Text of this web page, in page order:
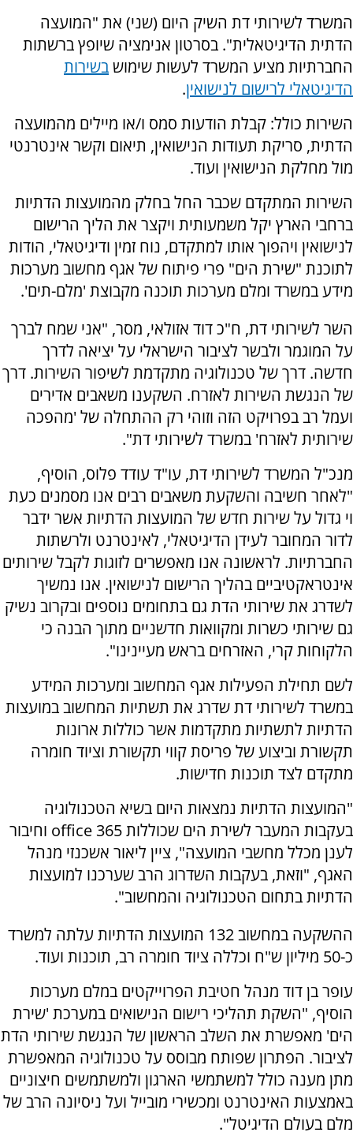
המשרד לשירותי דת השיק היום (שני) את "המועצה
הדתית הדיגיטאלית". בסרטון אנימציה שיופץ ברשתות
החברתיות מציע המשרד לעשות שימושבשירות
הדיגיטאלי לרישום לנישואין.
השירות כולל: קבלת הודעות סמס ו/או מיילים מהמועצה
הדתית, סריקת תעודות הנישואין, תיאום וקשר אינטרנטי
מול מחלקת הנישואין ועוד.
השירות המתקדם שכבר החל בחלק מהמועצות הדתיות
ברחבי הארץ יקל משמעותית ויקצר את הליך הרישום
לנישואין ויהפוך אותו למתקדם, נוח זמין ודיגיטאלי, הודות
לתוכנת "שירת הים" פרי פיתוח של אגף מחשוב מערכות
מידע במשרד ומלם מערכות תוכנה מקבוצת 'מלם-תים'.
השר לשירותי דת, ח"כ דוד אזולאי, מסר, "אני שמח לברך
על המוגמר ולבשר לציבור הישראלי על יציאה לדרך
חדשה. דרך של טכנולוגיה מתקדמת לשיפור השירות. דרך
של הנגשת השירות לאזרח. השקענו משאבים אדירים
ועמל רב בפרויקט הזה וזוהי רק ההתחלה של 'מהפכה
שירותית לאזרח' במשרד לשירותי דת".
מנכ"ל המשרד לשירותי דת, עו"ד עודד פלוס, הוסיף,
"לאחר חשיבה והשקעת משאבים רבים אנו מסמנים כעת
וי גדול על שירות חדש של המועצות הדתיות אשר ידבר
לדור המחובר לעידן הדיגיטאלי, לאינטרנט ולרשתות
החברתיות. לראשונה אנו מאפשרים לזוגות לקבל שירותים
אינטראקטיביים בהליך הרישום לנישואין. אנו נמשיך
לשדרג את שירותי הדת גם בתחומים נוספים ובקרוב נשיק
גם שירותי כשרות ומקוואות חדשניים מתוך הבנה כי
הלקוחות קרי, האזרחים בראש מעיינינו".
לשם תחילת הפעילות אגף המחשוב ומערכות המידע
במשרד לשירותי דת שדרג את תשתיות המחשוב במועצות
הדתיות לתשתיות מתקדמות אשר כוללות ארונות
תקשורת וביצוע של פריסת קווי תקשורת וציוד חומרה
מתקדם לצד תוכנות חדישות.
"המועצות הדתיות נמצאות היום בשיא הטכנולוגיה
בעקבות המעבר לשירת הים שכוללות office 365 וחיבור
לענן מכלל מחשבי המועצה", ציין ליאור אשכנזי מנהל
האגף, "וזאת, בעקבות השדרוג הרב שערכנו למועצות
הדתיות בתחום הטכנולוגיה והמחשוב".
ההשקעה במחשוב 132 המועצות הדתיות עלתה למשרד
כ-50 מיליון ש"ח וכללה ציוד חומרה רב, תוכנות ועוד.
עופר בן דוד מנהל חטיבת הפרוייקטים במלם מערכות
הוסיף, "השקת תהליכי רישום הנישואים במערכת 'שירת
הים' מאפשרת את השלב הראשון של הנגשת שירותי הדת
לציבור. הפתרון שפותח מבוסס על טכנולוגיה המאפשרת
מתן מענה כולל למשתמשי הארגון ולמשתמשים חיצוניים
באמצעות האינטרנט ומכשירי מובייל ועל ניסיונה הרב של
מלם בעולם הדיגיטל".